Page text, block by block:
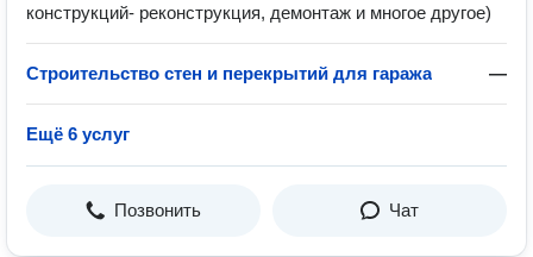
конструкций- реконструкция, демонтаж и многое другое)
Строительство стен и перекрытий для гаража —
Ещё 6 услуг
Позвонить Чат